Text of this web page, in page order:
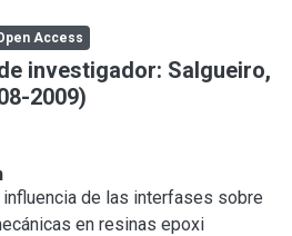
Access
investigador: Salgueiro,
2009)
de las interfases sobre
en resinas epoxi